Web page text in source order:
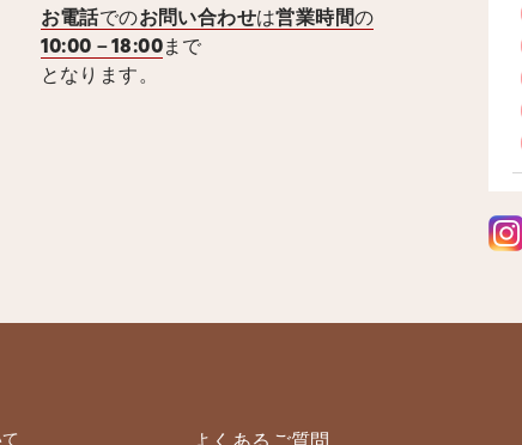
お電話でのお問い合わせは営業時間の
10:00－18:00まで
となります。